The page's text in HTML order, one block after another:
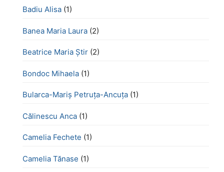
Badiu Alisa (1)
Banea Maria Laura (2)
Beatrice Maria Știr (2)
Bondoc Mihaela (1)
Bularca-Mariș Petruța-Ancuța (1)
Călinescu Anca (1)
Camelia Fechete (1)
Camelia Tănase (1)